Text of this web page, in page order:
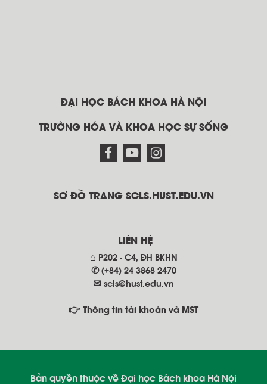
ĐẠI HỌC BÁCH KHOA HÀ NỘI
TRƯỜNG HÓA VÀ KHOA HỌC SỰ SỐNG
SƠ ĐỒ TRANG SCLS.HUST.EDU.VN
LIÊN HỆ
⌂ P202 - C4, ĐH BKHN
✆ (+84) 24 3868 2470
✉ scls@hust.edu.vn
👉 Thông tin tài khoản và MST
Bản quyền thuộc về Đại học Bách khoa Hà Nội